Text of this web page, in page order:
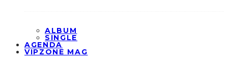
ALBUM
SINGLE
AGENDA
VIPZONE MAG